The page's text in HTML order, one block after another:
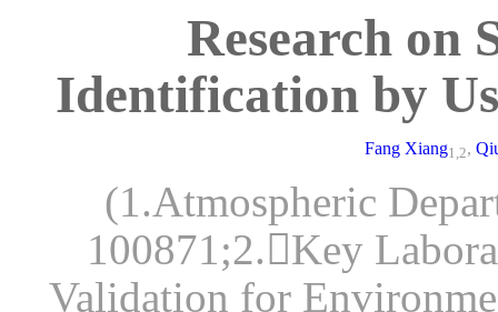
Research on
Identification by
Fang Xiang1,2,
(1.Atmospheric
100871;2.Key
Validation for